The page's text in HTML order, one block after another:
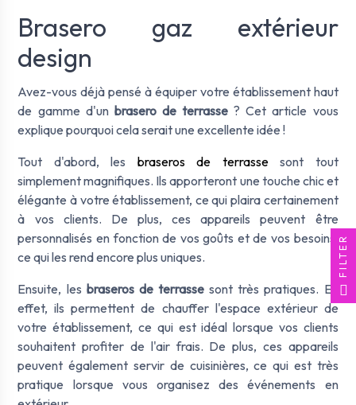
Brasero gaz extérieur
design
Avez-vous déjà pensé à équiper votre établissement haut
de gamme d'un brasero de terrasse ? Cet article vous
explique pourquoi cela serait une excellente idée !
Tout d'abord, les braseros de terrassesont tout
simplement magnifiques. Ils apporteront une touche chic et
élégante à votre établissement, ce qui plaira certainement
à vos clients. De plus, ces appareils peuvent être
personnalisés en fonction de vos goûts et de vos besoins,
ce qui les rend encore plus uniques.
Ensuite, les braseros de terrasse sont très pratiques. En
effet, ils permettent de chauffer l'espace extérieur de
votre établissement, ce qui est idéal lorsque vos clients
souhaitent profiter de l'air frais. De plus, ces appareils
peuvent également servir de cuisinières, ce qui est très
pratique lorsque vous organisez des événements en
FILTER